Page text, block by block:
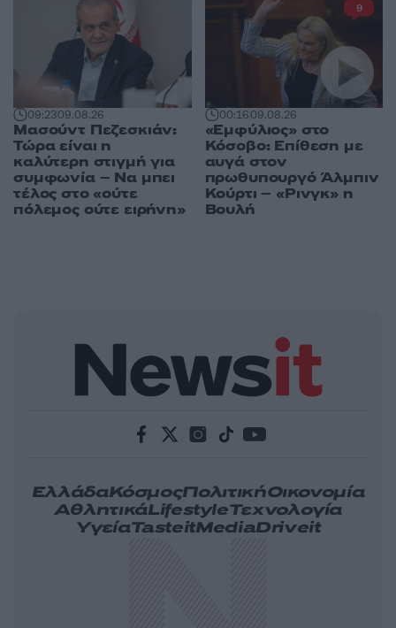
09:2309.08.26
Μασούντ Πεζεσκιάν:
Τώρα είναι η
καλύτερη στιγμή για
συμφωνία – Να μπει
τέλος στο «ούτε
πόλεμος ούτε ειρήνη»
00:1609.08.26
«Εμφύλιος» στο
Κόσοβο: Επίθεση με
αυγά στον
πρωθυπουργό Άλμπιν
Κούρτι – «Ρινγκ» η
Βουλή
9
ΕλλάδαΚόσμοςΠολιτικήΟικονομία
ΑθλητικάLifestyleΤεχνολογία
ΥγείαTasteitMediaDriveit